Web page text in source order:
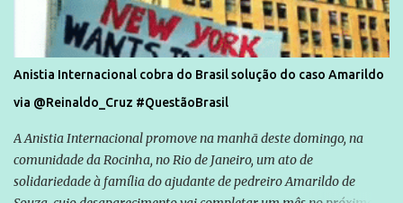
Anistia Internacional cobra do Brasil solução do caso Amarildo
via @Reinaldo_Cruz #QuestãoBrasil
A Anistia Internacional promove na manhã deste domingo, na
comunidade da Rocinha, no Rio de Janeiro, um ato de
solidariedade à família do ajudante de pedreiro Amarildo de